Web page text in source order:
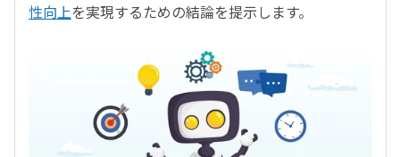
性向上を実現するための結論を提示します。